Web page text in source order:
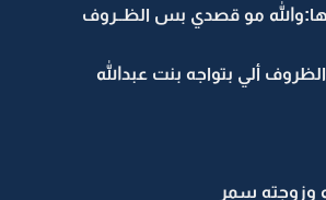
مو قصدي بس الظــروف
ألي بتواجه بنت عبدالله
وزوجته سمر